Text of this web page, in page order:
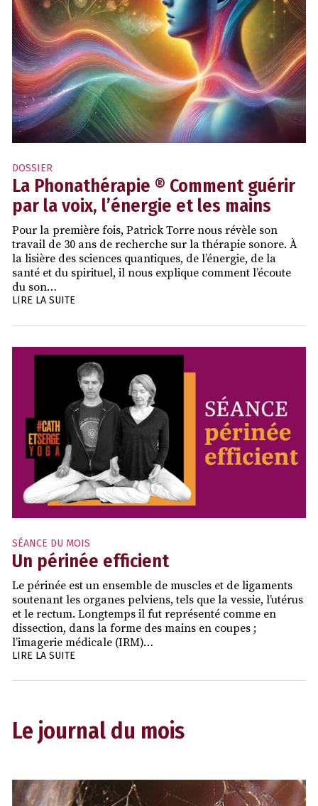
DOSSIER
La Phonathérapie ® Comment guérir
par la voix, l’énergie et les mains
Pour la première fois, Patrick Torre nous révèle son
travail de 30 ans de recherche sur la thérapie sonore. À
la lisière des sciences quantiques, de l’énergie, de la
santé et du spirituel, il nous explique comment l’écoute
du son…
LIRE LA SUITE
SÉANCE DU MOIS
Un périnée efficient
Le périnée est un ensemble de muscles et de ligaments
soutenant les organes pelviens, tels que la vessie, l’utérus
et le rectum. Longtemps il fut représenté comme en
dissection, dans la forme des mains en coupes ;
l’imagerie médicale (IRM)…
LIRE LA SUITE
Le journal du mois